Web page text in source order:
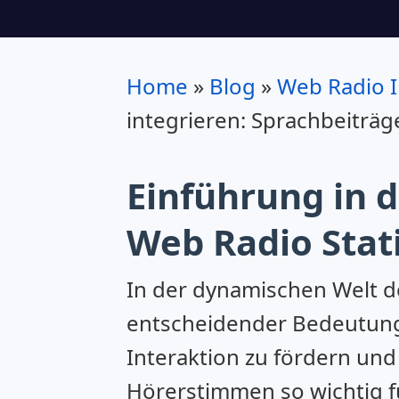
Home » Blog »Web
integrieren:
Einführung in
Web Radio
In der dynamischen Welt
entscheidender
Interaktion zu fördern
Hörerstimmen so wichtig